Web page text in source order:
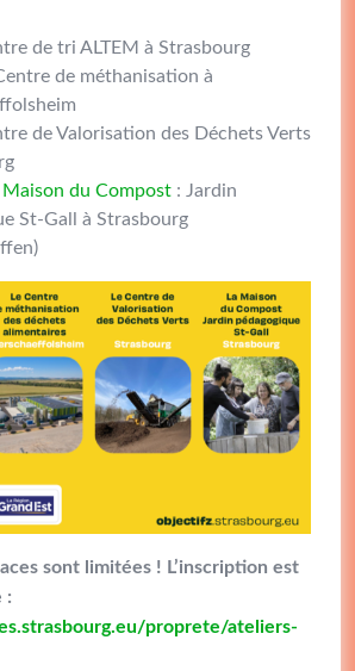
de tri ALTEM à Strasbourg
de méthanisation à
de Valorisation des Déchets Verts
Maison du Compost : Jardin
St-Gall à Strasbourg
sont limitées ! L’inscription est
:
proprete/ateliers-